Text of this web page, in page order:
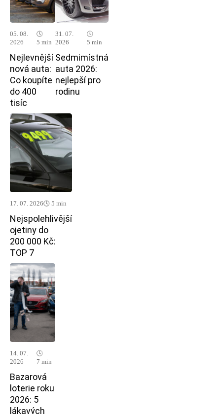
05. 08.
2026
🕓
5 min
Nejlevnější
nová auta:
Co koupíte
do 400
tisíc
31. 07.
2026
🕓
5 min
Sedmimístná
auta 2026:
nejlepší pro
rodinu
17. 07. 2026🕓 5 min
Nejspolehlivější
ojetiny do
200 000 Kč:
TOP 7
14. 07.
2026
🕓
7 min
Bazarová
loterie roku
2026: 5
lákavých